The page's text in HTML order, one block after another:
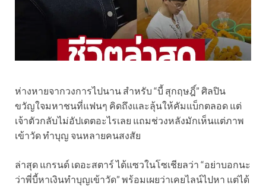
ห่างหายจากวงการไปนาน สำหรับ “บี้ สุกฤษฎิ์” ศิลปิน
ขวัญใจมหาชนที่แฟนๆ คิดถึงและลุ้นให้คัมแบ็กตลอด แต่
เจ้าตัวกลับไม่อัปเดตอะไรเลย แถมช่วงหลังมักเห็นแต่ภาพ
เข้าวัด ทำบุญ จนหลายคนสงสัย
ล่าสุด แกรนด์ เดอะสตาร์ ได้แซวในโซเชียลว่า “อย่าบอกนะ
ว่าพี่บี้หาเงินทำบุญเข้าวัด” พร้อมเผยว่าเคยไลน์ไปหา แต่ได้